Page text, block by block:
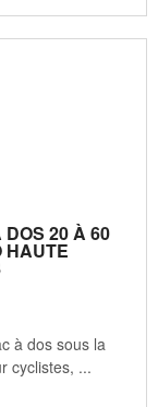
20 À 60
HAUTE
à dos sous la
cyclistes, ...